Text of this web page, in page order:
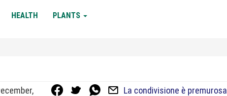
HEALTH PLANTS
La condivisione è premurosa